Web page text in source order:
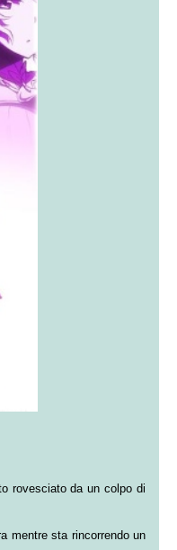
rovesciato da un colpo di
mentre sta rincorrendo un